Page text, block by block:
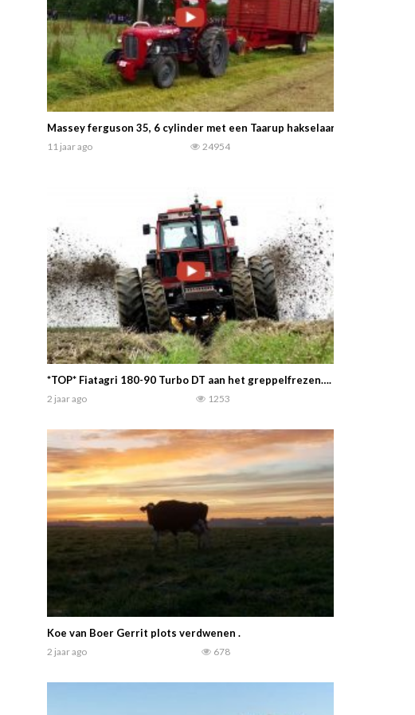
Massey ferguson 35, 6 cylinder met een Taarup hakselaar. —
11 jaar ago 24954
*TOP* Fiatagri 180-90 Turbo DT aan het greppelfrezen…. Gabry982
2 jaar ago 1253
Koe van Boer Gerrit plots verdwenen .
2 jaar ago 678